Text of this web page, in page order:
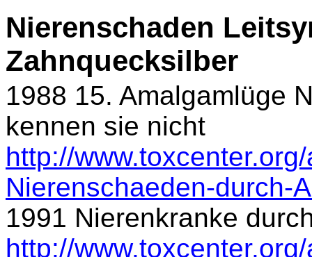
Nierenschaden
Zahnquecksilber
1988 15. Amalgamlüge
kennen sie nicht
http://
Nierenschaeden-durch-
1991 Nierenkranke
http://